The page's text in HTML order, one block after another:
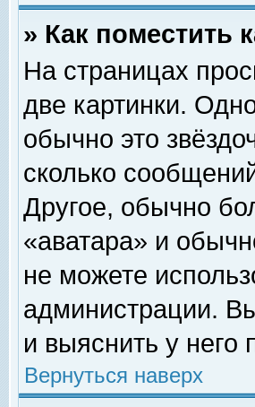
» Как поместить
На страницах
две картинки.
обычно это
сколько
Другое, обычно
«аватара» и
не можете
администрации.
и выяснить у него
Вернуться наверх